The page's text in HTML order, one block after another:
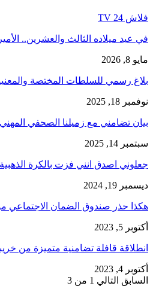
فلاش 24 TV
في عيد ميلاده الثالث والعشرين..
مايو 8, 2026
بلاغ رسمي للسلطات المختصة
نوفمبر 18, 2025
بيان تضامني مع زميلنا الصحفي
سبتمبر 14, 2025
جعلوني اصدق انني فزت بالكرة الذهبية
ديسمبر 19, 2024
هكذا حذر صندوق الضمان
أكتوبر 5, 2023
انطلاقة قافلة تضامنية متميزة من
أكتوبر 4, 2023
السابق التالي 1 من 3